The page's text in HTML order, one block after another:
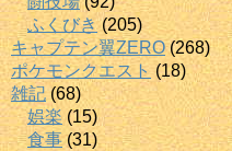
ふくびき(205)
キャプテン翼ZERO(268)
ポケモンクエスト (18)
雑記(68)
娯楽 (15)
食事(31)